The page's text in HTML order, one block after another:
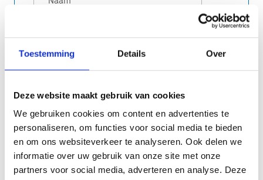
Toestemming Details Over
Deze website maakt gebruik van cookies
We gebruiken cookies om content en advertenties te
personaliseren, om functies voor social media te bieden
en om ons websiteverkeer te analyseren. Ook delen we
informatie over uw gebruik van onze site met onze
partners voor social media, adverteren en analyse. Deze